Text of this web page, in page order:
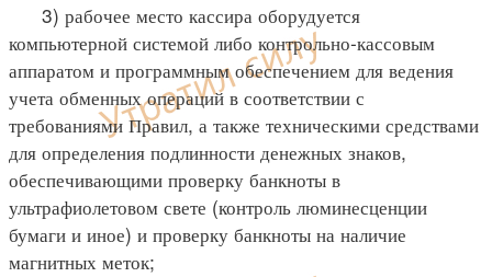
3) рабочее место кассира оборудуется
компьютерной системой либо контрольно-кассовым
аппаратом и программным обеспечением для ведения
учета обменных операций в соответствии с
требованиями Правил, а также техническими средствами
для определения подлинности денежных знаков,
обеспечивающими проверку банкноты в
ультрафиолетовом свете (контроль люминесценции
бумаги и иное) и проверку банкноты на наличие
магнитных меток;